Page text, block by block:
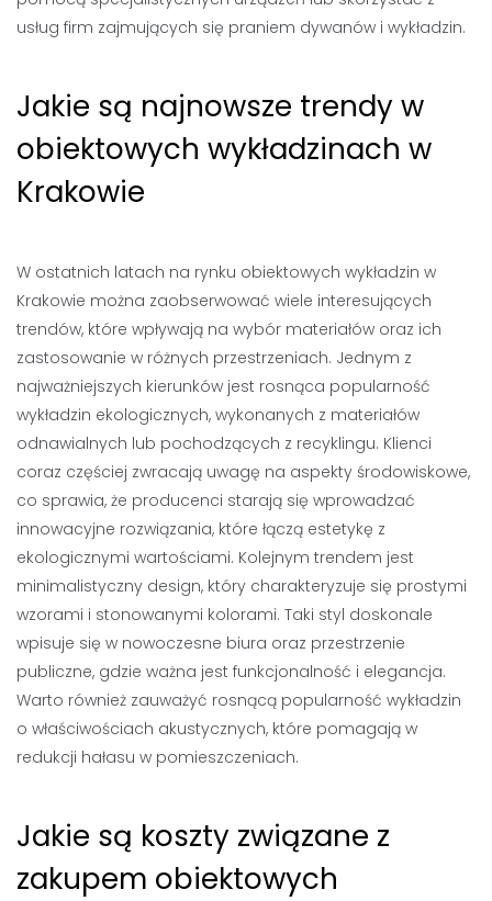
usług firm zajmujących się praniem dywanów i wykładzin.
Jakie są najnowsze trendy w
obiektowych wykładzinach w
Krakowie
W ostatnich latach na rynku obiektowych wykładzin w
Krakowie można zaobserwować wiele interesujących
trendów, które wpływają na wybór materiałów oraz ich
zastosowanie w różnych przestrzeniach. Jednym z
najważniejszych kierunków jest rosnąca popularność
wykładzin ekologicznych, wykonanych z materiałów
odnawialnych lub pochodzących z recyklingu. Klienci
coraz częściej zwracają uwagę na aspekty środowiskowe,
co sprawia, że producenci starają się wprowadzać
innowacyjne rozwiązania, które łączą estetykę z
ekologicznymi wartościami. Kolejnym trendem jest
minimalistyczny design, który charakteryzuje się prostymi
wzorami i stonowanymi kolorami. Taki styl doskonale
wpisuje się w nowoczesne biura oraz przestrzenie
publiczne, gdzie ważna jest funkcjonalność i elegancja.
Warto również zauważyć rosnącą popularność wykładzin
o właściwościach akustycznych, które pomagają w
redukcji hałasu w pomieszczeniach.
Jakie są koszty związane z
zakupem obiektowych